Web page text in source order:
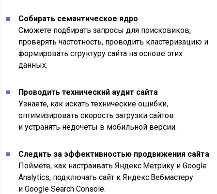
Собирать семантическое ядро
Сможете подбирать запросы для поисковиков,
проверять частотность, проводить кластеризацию и
формировать структуру сайта на основе этих
данных.
Проводить технический аудит сайта
Узнаете, как искать технические ошибки,
оптимизировать скорость загрузки сайтов
и устранять недочёты в мобильной версии.
Следить за эффективностью продвижения сайта
Поймёте, как настраивать Яндекс.Метрику и Google
Analytics, подключать сайт к Яндекс.Вебмастеру
и Google Search Console.